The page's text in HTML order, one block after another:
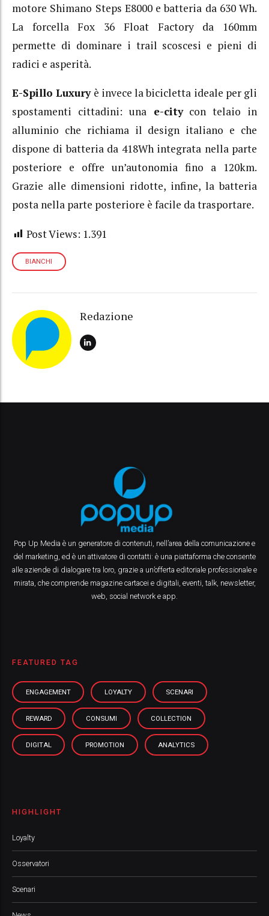
motore Shimano Steps E8000 e batteria da 630 Wh.
La forcella Fox 36 Float Factory da 160mm
permette di dominare i trail scoscesi e pieni di
radici e asperità.
E-Spillo Luxuryè invece la bicicletta ideale per gli
spostamenti cittadini: unae-citycon telaio in
alluminio che richiama il design italiano e che
dispone di batteria da 418Wh integrata nella parte
posteriore e offre un’autonomia fino a 120km.
Grazie alle dimensioni ridotte, infine, la batteria
posta nella parte posteriore è facile da trasportare.
Post Views: 1.391
BIANCHI
Redazione
Pop Up Media è un generatore di contenuti, nell’area della comunicazione e
del marketing, ed è un attivatore di contatti: è una piattaforma che consente
alle aziende di dialogare tra loro, grazie a un’offerta editoriale professionale e
mirata, che comprende magazine cartacei e digitali, eventi, talk, newsletter,
web, social network e app.
FEATURED TAG
ENGAGEMENT LOYALTY SCENARI
REWARD CONSUMI COLLECTION
DIGITAL PROMOTION ANALYTICS
HIGHLIGHT
Loyalty
Osservatori
Scenari